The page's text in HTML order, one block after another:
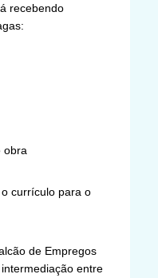
recebendo
currículo para o
de Empregos
entre